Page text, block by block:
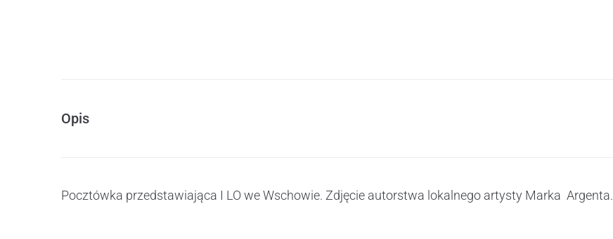
Opis
Pocztówka przedstawiająca I LO we Wschowie. Zdjęcie autorstwa lokalnego artysty Marka Argenta.